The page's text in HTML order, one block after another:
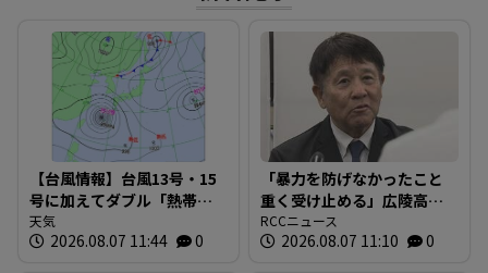
【台風情報】台風13号・15
号に加えてダブル「熱帯低
気圧」発生へ ※17日まで
の雨・風シミュレーション
天気
2026.08.07 11:44 0
「暴力を防げなかったこと
重く受け止める」広陵高校
野球部・中井哲之元監督が
会見で謝罪 退任後初めて
RCCニュース
2026.08.07 11:10 0